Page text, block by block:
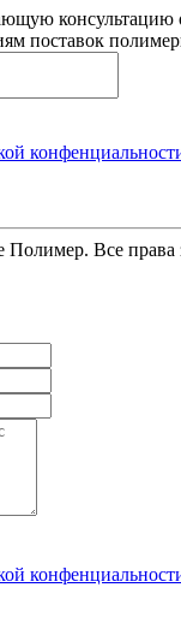
консультацию
поставок
Все